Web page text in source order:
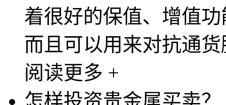
着很好的保值、增值
而且可以用来对抗通
阅读更多 +
怎样投资贵金属买卖？